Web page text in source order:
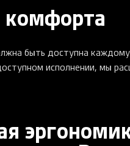
быть доступна
исполнении, мы